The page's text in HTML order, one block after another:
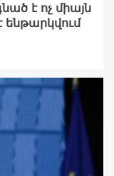
է ոչ միայն
ենթարկվում